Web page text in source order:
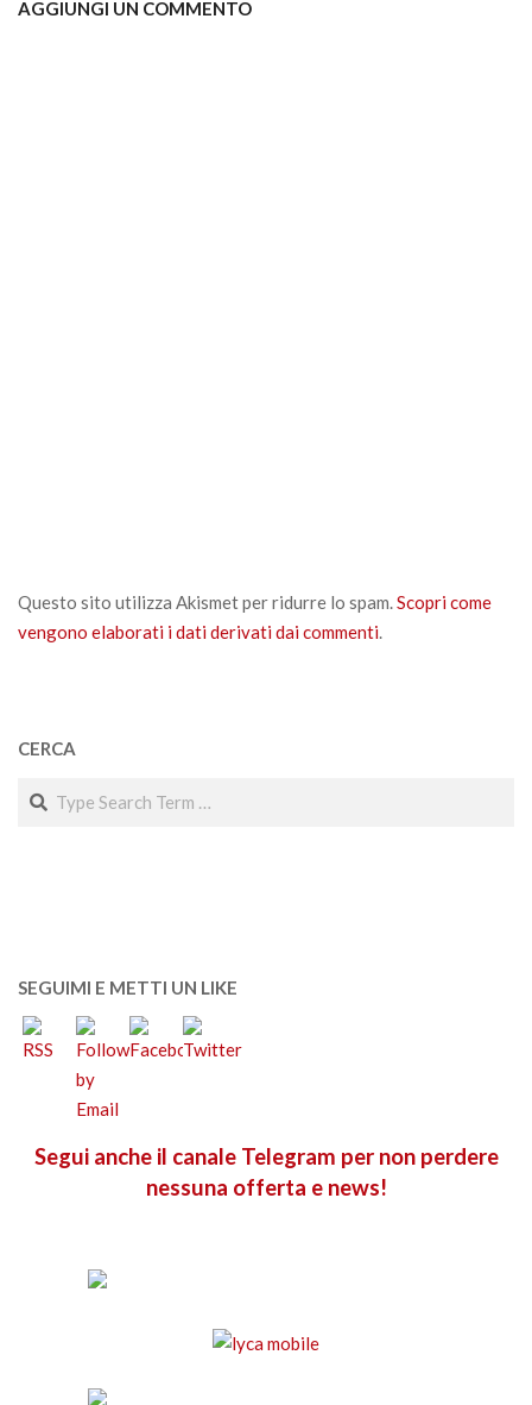
AGGIUNGI UN COMMENTO
Questo sito utilizza Akismet per ridurre lo spam.Scopri come
vengono elaborati i dati derivati dai commenti.
CERCA
Search
SEGUIMI E METTI UN LIKE
Segui anche il canale Telegram per non perdere
nessuna offerta e news!